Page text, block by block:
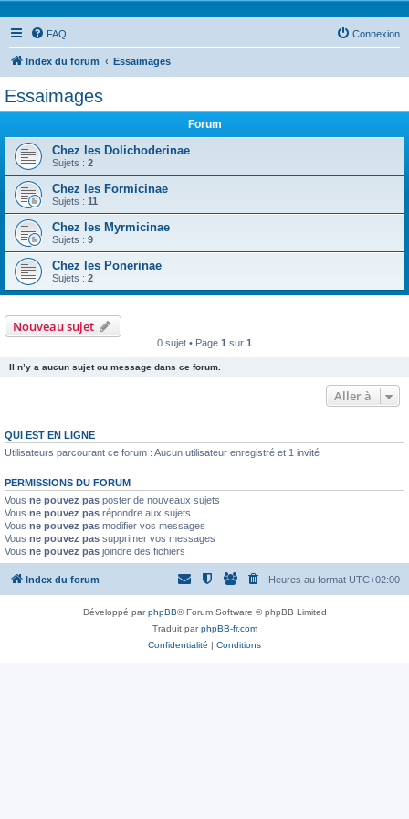
FAQ Connexion
Index du forum Essaimages
Essaimages
Forum
Chez les Dolichoderinae
Sujets : 2
Chez les Formicinae
Sujets : 11
Chez les Myrmicinae
Sujets : 9
Chez les Ponerinae
Sujets : 2
Nouveau sujet
0 sujet • Page 1 sur 1
Il n’y a aucun sujet ou message dans ce forum.
Aller à
QUI EST EN LIGNE
Utilisateurs parcourant ce forum : Aucun utilisateur enregistré et 1 invité
PERMISSIONS DU FORUM
Vous ne pouvez pas poster de nouveaux sujets
Vous ne pouvez pas répondre aux sujets
Vous ne pouvez pas modifier vos messages
Vous ne pouvez pas supprimer vos messages
Vous ne pouvez pas joindre des fichiers
Index du forum Heures au format UTC+02:00
Développé parphpBB® Forum Software © phpBB Limited
Traduit parphpBB-fr.com
Confidentialité | Conditions